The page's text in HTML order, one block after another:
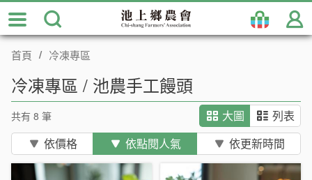
跳
到
主
首頁 冷凍專區
冷凍專區 / 池農手工饅頭
共有 8 筆
依價格
依點閱人氣 依更新時間
大圖 列表